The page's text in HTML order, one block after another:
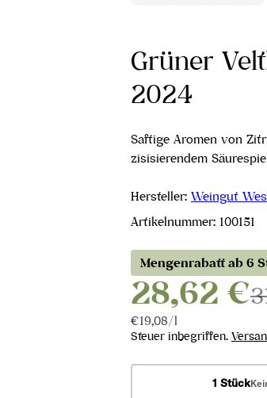
Grüner
2024
Saftige Aromen von
zisisierendem
Hersteller: Weingut
Artikelnummer: 100151
Mengenrabatt ab 6
28,62 €
Stückpreis
€19,08/pro
l
Steuer inbegriffen.
1 Stück